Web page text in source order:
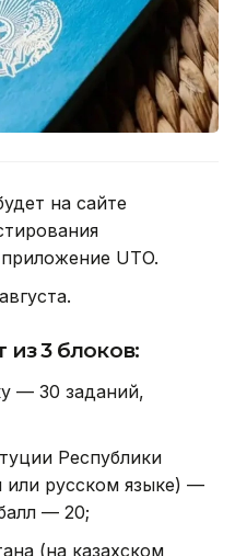
на сайте
UTO.
из 3 блоков:
— 30 заданий,
Республики
или русском языке) —
— 20;
(на казахском